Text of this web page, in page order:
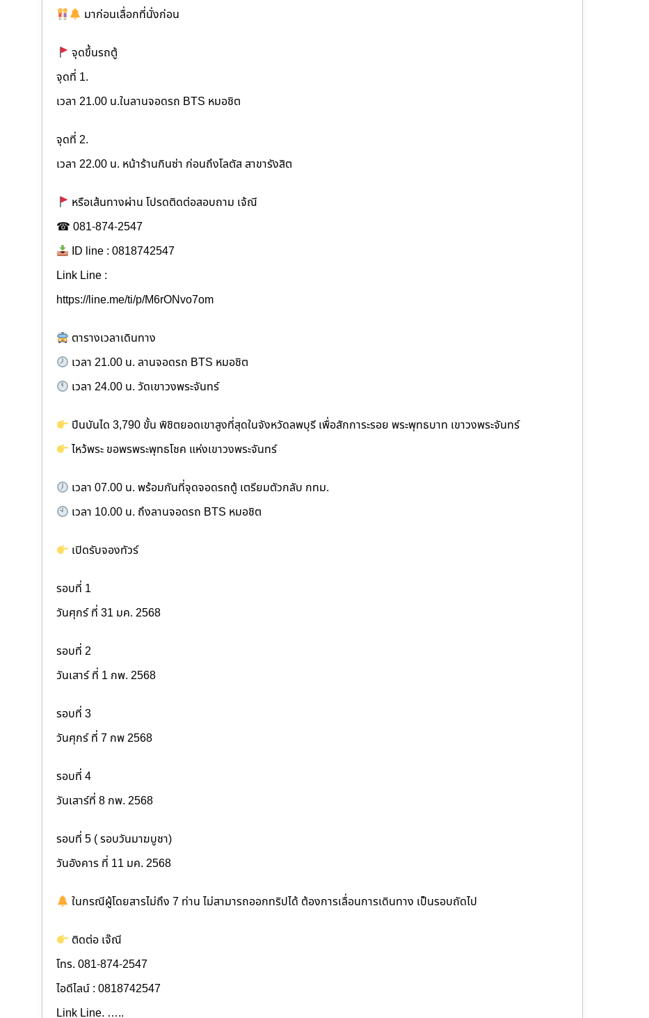
มาก่อนเลื่อกที่นั่งก่อน
จุดขึ้นรถตู้
จุดที่ 1.
เวลา 21.00 น.ในลานจอดรถ BTS หมอชิต
จุดที่ 2.
เวลา 22.00 น. หน้าร้านกินซ่า ก่อนถึงโลตัส สาขารังสิต
หรือเส้นทางผ่าน โปรดติดต่อสอบถาม เจ้ณี
☎ 081-874-2547
ID line : 0818742547
Link Line :
https://line.me/ti/p/M6rONvo7om
ตารางเวลาเดินทาง
เวลา 21.00 น. ลานจอดรถ BTS หมอชิต
เวลา 24.00 น. วัดเขาวงพระจันทร์
ปีนบันได 3,790 ขั้น พิชิตยอดเขาสูงที่สุดในจังหวัดลพบุรี เพื่อสักการะรอย พระพุทธบาท เขาวงพระจันทร์
ไหว้พระ ขอพรพระพุทธโชค แห่งเขาวงพระจันทร์
เวลา 07.00 น. พร้อมกันที่จุดจอดรถตู้ เตรียมตัวกลับ กทม.
เวลา 10.00 น. ถึงลานจอดรถ BTS หมอชิต
เปิดรับจองทัวร์
รอบที่ 1
วันศุกร์ ที่ 31 มค. 2568
รอบที่ 2
วันเสาร์ ที่ 1 กพ. 2568
รอบที่ 3
วันศุกร์ ที่ 7 กพ 2568
รอบที่ 4
วันเสาร์ที่ 8 กพ. 2568
รอบที่ 5 ( รอบวันมาฆบูชา)
วันอังคาร ที่ 11 มค. 2568
ในกรณีผู้โดยสารไม่ถึง 7 ท่าน ไม่สามารถออกทริปได้ ต้องการเลื่อนการเดินทาง เป็นรอบถัดไป
ติดต่อ เจ๊ณี
โทร. 081-874-2547
ไอดีไลน์ : 0818742547
Link Line. …..